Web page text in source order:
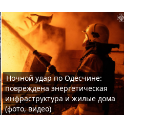
Ночной удар по Одесчине:
повреждена энергетическая
инфраструктура и жилые дома
(фото, видео)